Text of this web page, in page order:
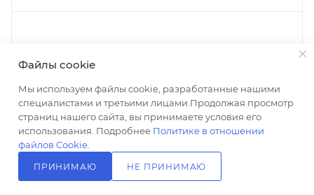
Файлы cookie
Мы используем файлы cookie, разработанные нашими
специалистами и третьими лицами.Продолжая просмотр
страниц нашего сайта, вы принимаете условия его
использования. Подробнее Политике в отношении
файлов Cookie
ПРИНИМАЮ НЕ ПРИНИМАЮ